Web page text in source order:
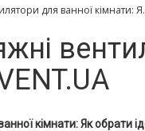
для ванної кімнати:
кімнати: Як обрати